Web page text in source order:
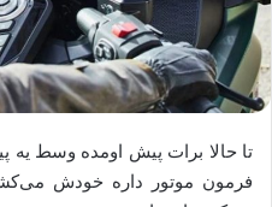
تا حالا برات پیش اومده وسط یه
فرمون موتور داره خودش